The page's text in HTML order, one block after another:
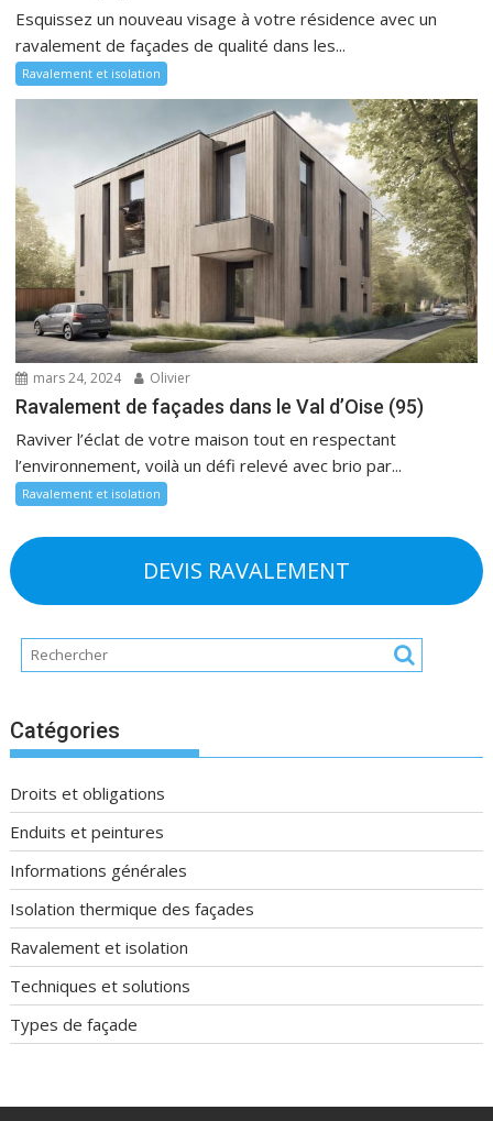
Esquissez un nouveau visage à votre résidence avec un
ravalement de façades de qualité dans les...
Ravalement et isolation
mars 24, 2024 Olivier
Ravalement de façades dans le Val d’Oise (95)
Raviver l’éclat de votre maison tout en respectant
l’environnement, voilà un défi relevé avec brio par...
Ravalement et isolation
DEVIS RAVALEMENT
Catégories
Droits et obligations
Enduits et peintures
Informations générales
Isolation thermique des façades
Ravalement et isolation
Techniques et solutions
Types de façade